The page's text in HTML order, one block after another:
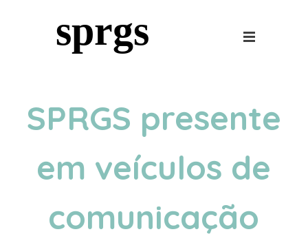
sprgs
SPRGS presente
em veículos de
comunicação